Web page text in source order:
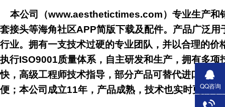
本公司（www.aesthetictimes.com）专业生产和
套接头等海角社区APP简版下载及配件。产品广泛用于电子
行业。拥有一支技术过硬的专业团队，并以合理
执行ISO9001质量体系，自主研发和生产，拥有多项
快，高级工程师技术指导，部分产品可替代进口
便；本公司成立11年，产品成熟，技术也实时更新QQ咨询